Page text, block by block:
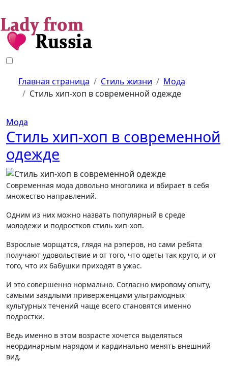
к
содержанию
Главная страница Стиль жизни
Мода
Стиль хип-хоп в современной одежде
Мода
Стиль хип-хоп в современной
одежде
Современная мода довольно многолика и вбирает в себя
множество направлений.
Одним из них можно назвать популярный в среде
молодежи и подростков стиль хип-хоп.
Взрослые морщатся, глядя на рэперов, но сами ребята
получают удовольствие и от того, что одеты так круто, и от
того, что их бабушки приходят в ужас.
И это совершенно нормально. Согласно мировому опыту,
самыми заядлыми приверженцами ультрамодных
культурных течений чаще всего становятся именно
подростки.
Ведь именно в этом возрасте хочется выделяться
неординарным нарядом и кардинально менять внешний
вид.